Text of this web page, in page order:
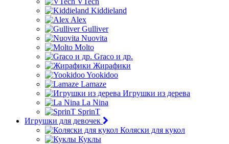
Kiddieland
Alex
Gulliver
Nuovita
Molto
Graco и др.
Жирафики
Yookidoo
Lamaze
Игрушки из дерева
La Nina
SprinT
Игрушки для девочек
Коляски для кукол
Куклы